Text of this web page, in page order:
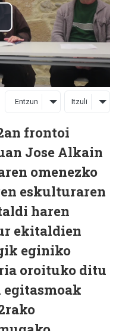
Entzun Itzuli
frontoi
Jose Alkain
omenezko
eskulturaren
haren
ekitaldien
eginiko
oroituko ditu